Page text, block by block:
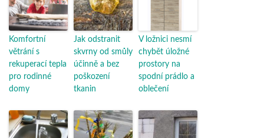
Komfortní
větrání s
rekuperací tepla
pro rodinné
domy
Jak odstranit
skvrny od smůly
účinně a bez
poškození
tkanin
V ložnici nesmí
chybět úložné
prostory na
spodní prádlo a
oblečení